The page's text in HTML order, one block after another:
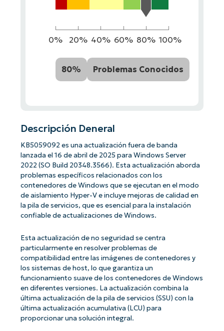
0% 20% 40% 60% 80% 100%
80% Problemas Conocidos
Descripción Deneral
KB5059092 es una actualización fuera de banda
lanzada el 16 de abril de 2025 para Windows Server
2022 (SO Build 20348.3566). Esta actualización aborda
problemas específicos relacionados con los
contenedores de Windows que se ejecutan en el modo
de aislamiento Hyper-V e incluye mejoras de calidad en
la pila de servicios, que es esencial para la instalación
confiable de actualizaciones de Windows.
Esta actualización de no seguridad se centra
particularmente en resolver problemas de
compatibilidad entre las imágenes de contenedores y
los sistemas de host, lo que garantiza un
funcionamiento suave de los contenedores de Windows
en diferentes versiones. La actualización combina la
última actualización de la pila de servicios (SSU) con la
última actualización acumulativa (LCU) para
proporcionar una solución integral.